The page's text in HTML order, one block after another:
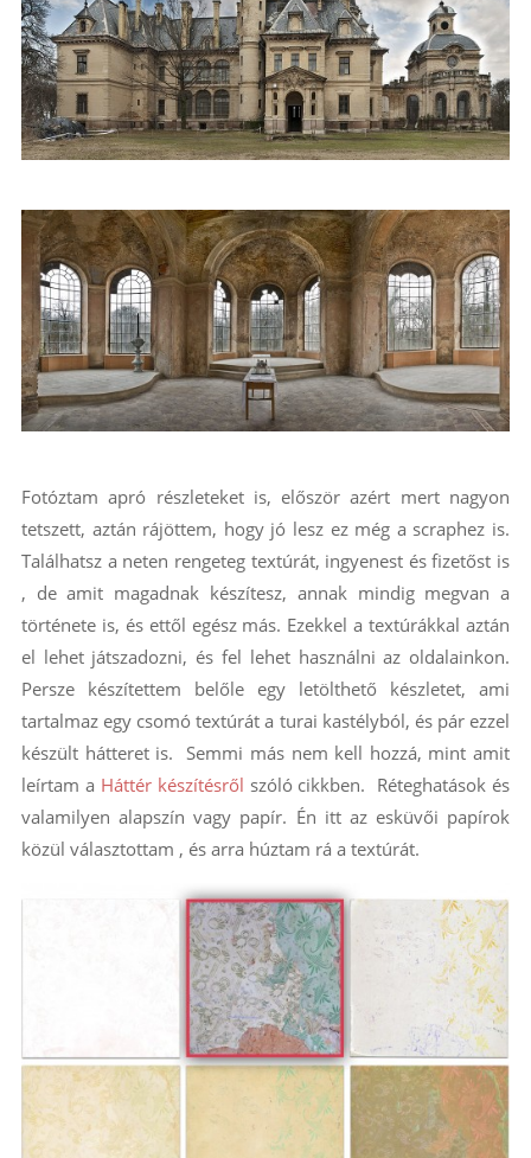
Fotóztam apró részleteket is, először azért mert nagyon
tetszett, aztán rájöttem, hogy jó lesz ez még a scraphez is.
Találhatsz a neten rengeteg textúrát, ingyenest és fizetőst is
, de amit magadnak készítesz, annak mindig megvan a
története is, és ettől egész más. Ezekkel a textúrákkal aztán
el lehet játszadozni, és fel lehet használni az oldalainkon.
Persze készítettem belőle egy letölthető készletet, ami
tartalmaz egy csomó textúrát a turai kastélyból, és pár ezzel
készült hátteret is. Semmi más nem kell hozzá, mint amit
leírtam a Háttér készítésről szóló cikkben. Réteghatások és
valamilyen alapszín vagy papír. Én itt az esküvői papírok
közül választottam , és arra húztam rá a textúrát.